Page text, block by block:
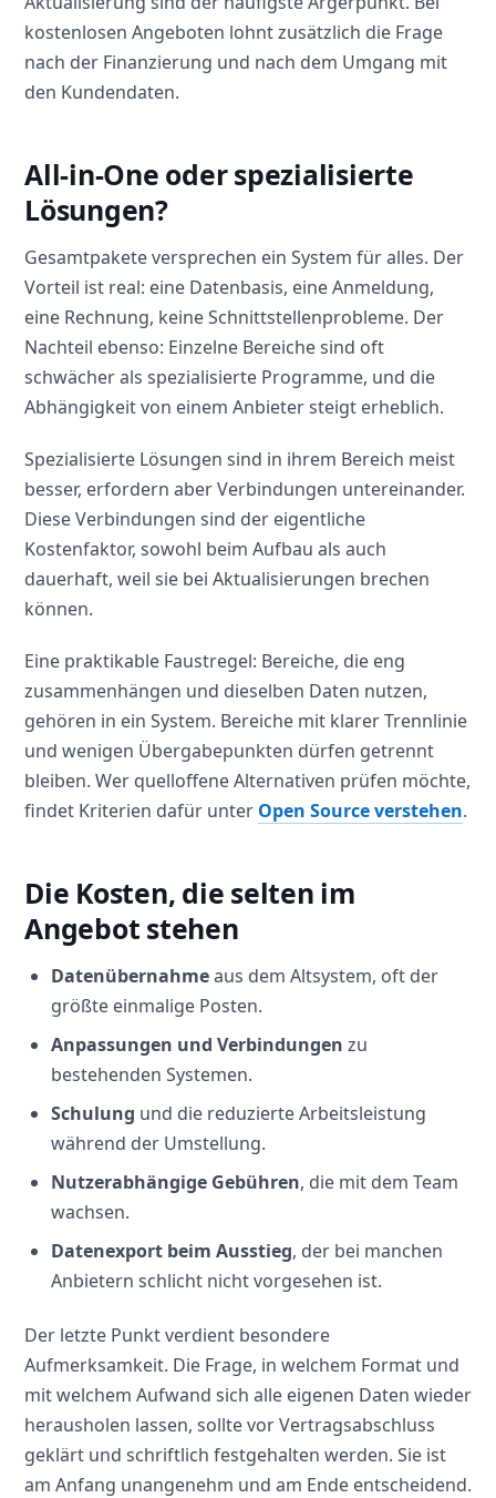
kostenlosen Angeboten lohnt zusätzlich die Frage
nach der Finanzierung und nach dem Umgang mit
den Kundendaten.
All-in-One oder spezialisierte
Lösungen?
Gesamtpakete versprechen ein System für alles. Der
Vorteil ist real: eine Datenbasis, eine Anmeldung,
eine Rechnung, keine Schnittstellenprobleme. Der
Nachteil ebenso: Einzelne Bereiche sind oft
schwächer als spezialisierte Programme, und die
Abhängigkeit von einem Anbieter steigt erheblich.
Spezialisierte Lösungen sind in ihrem Bereich meist
besser, erfordern aber Verbindungen untereinander.
Diese Verbindungen sind der eigentliche
Kostenfaktor, sowohl beim Aufbau als auch
dauerhaft, weil sie bei Aktualisierungen brechen
können.
Eine praktikable Faustregel: Bereiche, die eng
zusammenhängen und dieselben Daten nutzen,
gehören in ein System. Bereiche mit klarer Trennlinie
und wenigen Übergabepunkten dürfen getrennt
bleiben. Wer quelloffene Alternativen prüfen möchte,
findet Kriterien dafür unter Open Source verstehen.
Die Kosten, die selten im
Angebot stehen
Datenübernahmeaus dem Altsystem, oft der
größte einmalige Posten.
Anpassungen und Verbindungen zu
bestehenden Systemen.
Schulung und die reduzierte Arbeitsleistung
während der Umstellung.
Nutzerabhängige Gebühren, die mit dem Team
wachsen.
Datenexport beim Ausstieg, der bei manchen
Anbietern schlicht nicht vorgesehen ist.
Der letzte Punkt verdient besondere
Aufmerksamkeit. Die Frage, in welchem Format und
mit welchem Aufwand sich alle eigenen Daten wieder
herausholen lassen, sollte vor Vertragsabschluss
geklärt und schriftlich festgehalten werden. Sie ist
am Anfang unangenehm und am Ende entscheidend.